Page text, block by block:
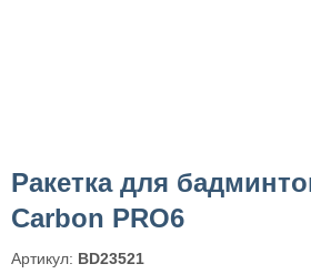
Ракетка для
Carbon PRO6
Артикул: BD23521